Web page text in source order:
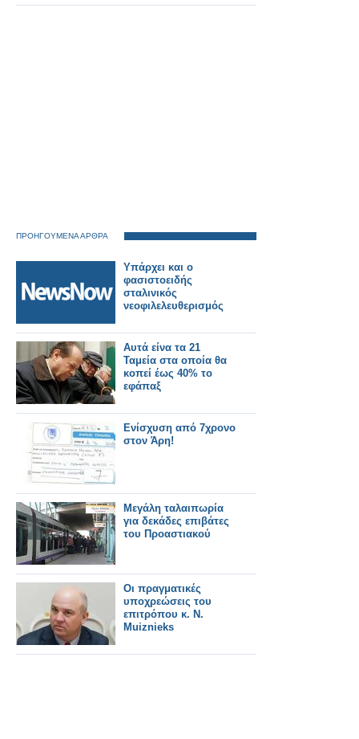
ΠΡΟΗΓΟΥΜΕΝΑ ΑΡΘΡΑ
Υπάρχει και ο
φασιστοειδής
σταλινικός
νεοφιλελευθερισμός
Αυτά είνα τα 21
Ταμεία στα οποία θα
κοπεί έως 40% το
εφάπαξ
Ενίσχυση από 7χρονο
στον Άρη!
Μεγάλη ταλαιπωρία
για δεκάδες επιβάτες
του Προαστιακού
Οι πραγματικές
υποχρεώσεις του
επιτρόπου κ. Ν.
Muiznieks